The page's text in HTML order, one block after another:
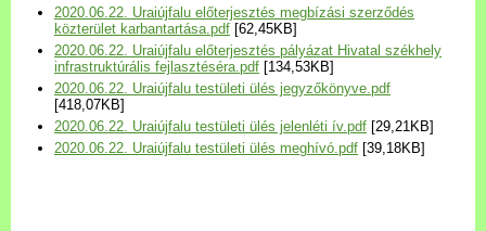
Versenyképes Járások
Program
Települési Arculati
Kézikönyv
2020.06.22. Uraiújfalu előterjesztés megbízási szerződés
közterület karbantartása.pdf [62,45KB]
2020.06.22. Uraiújfalu előterjesztés pályázat Hivatal székhely
infrastruktúrális fejlasztéséra.pdf [134,53KB]
2020.06.22. Uraiújfalu testületi ülés jegyzőkönyve.pdf
[418,07KB]
2020.06.22. Uraiújfalu testületi ülés jelenléti ív.pdf [29,21KB]
2020.06.22. Uraiújfalu testületi ülés meghívó.pdf [39,18KB]